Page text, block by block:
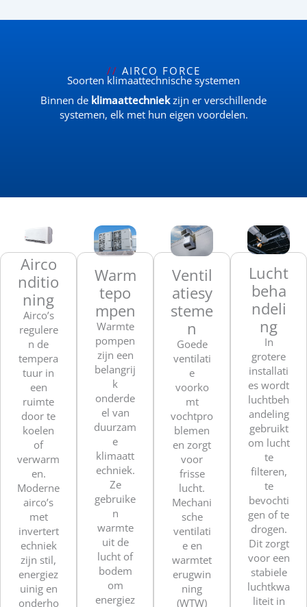
// AIRCO FORCE
Soorten klimaattechnische systemen
Binnen de klimaattechniekzijn er verschillende
systemen, elk met hun eigen voordelen.
Airco
nditio
ning
Airco’s
regulere
n de
tempera
tuur in
een
ruimte
door te
koelen
of
verwarm
en.
Moderne
airco’s
met
invertert
echniek
zijn stil,
energiez
uinig en
onderho
Warm
tepo
mpen
Warmte
pompen
zijn een
belangrij
k
onderde
el van
duurzam
e
klimaatt
echniek.
Ze
gebruike
n
warmte
uit de
lucht of
bodem
om
energiez
Ventil
atiesy
steme
n
Goede
ventilati
e
voorko
mt
vochtpro
blemen
en zorgt
voor
frisse
lucht.
Mechani
sche
ventilati
e en
warmtet
erugwin
ning
(WTW)
Lucht
beha
ndeli
ng
In
grotere
installati
es wordt
luchtbeh
andeling
gebruikt
om lucht
te
filteren,
te
bevochti
gen of te
drogen.
Dit zorgt
voor een
stabiele
luchtkwa
liteit in